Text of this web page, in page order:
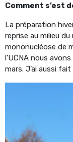
Comment s’est
La préparation
reprise au milieu du
mononucléose de
l’UCNA nous
mars. J’ai aussi